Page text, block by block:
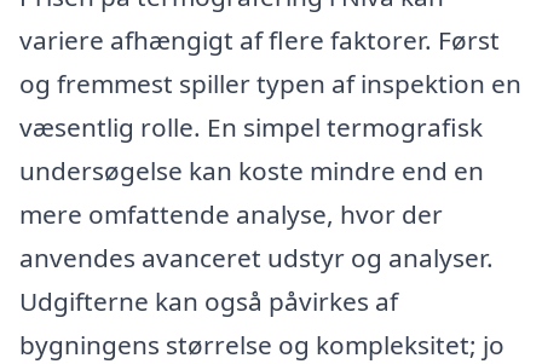
variere afhængigt af flere faktorer. Først
og fremmest spiller typen af inspektion en
væsentlig rolle. En simpel termografisk
undersøgelse kan koste mindre end en
mere omfattende analyse, hvor der
anvendes avanceret udstyr og analyser.
Udgifterne kan også påvirkes af
bygningens størrelse og kompleksitet; jo